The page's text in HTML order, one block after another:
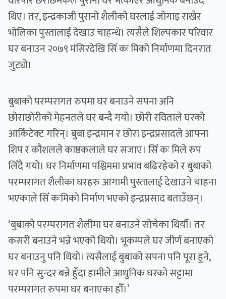
थिए। तर, इन्द्रकाजी पुरानो शैलीको घरलाई जोगाइ राखेर
भोलिका पुस्तालाई देखाउ चाहन्थे। त्यसैले शिल्पकार परिवार
घर बनाउन २०७९ मंसिरदेखि सिँ कः मिको निर्माणमा दिनरात
जुट्यो।
बुबाको परम्परागत रुपमा घर बनाउने सपना अनि
छोराछोरीको मेहनतले घर बन्दै गयो। छोरी रविताले घरको
आर्किटेक्ट गरिन्। बुबा इन्द्रमान र छोरा इन्द्रप्रसादले आफ्ना
शिप र काैशलले काष्ठकलाले घर सजाए। सिँ कः मिले रुप
लिँदै गयो। घर निर्माणमा पश्चिममा प्रभाव बढिरहेको र बुबाको
परम्परागत शैलीका घरहरु आगामी पुस्तालाई देखाउने चाहना
भएकाले सिँ कःमिको निर्माण भएको इन्द्रप्रसाद बताउँछन्।
‘बुबाको परम्परागत शैलीमा घर बनाउने सोचेका थियाैँ। तर
कसरी बनाउने भन्ने भएको थियो। भूकम्पले घर जीर्ण बनाएको
घर बनाउनु पनि थियो। त्यसैलाई बुबाको सपना पनि पूरा हुने,
घर पनि सुन्दर बन्ने हुँदा हामीले आधुनिक घरको सट्टामा
परम्परागत रुपमा घर बनाएका हौँ।’